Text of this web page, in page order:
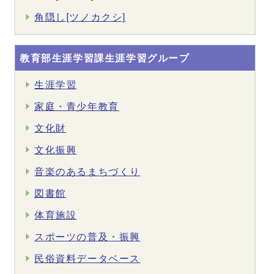
角隠し[ツノカクシ]
教育部生涯学習課生涯学習グループ
生涯学習
家庭・青少年教育
文化財
文化振興
音楽のあるまちづくり
図書館
体育施設
スポーツの普及・振興
民俗資料データベース